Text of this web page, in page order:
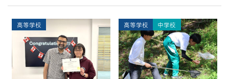
高等学校 高等学校 中学校